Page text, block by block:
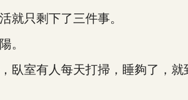
只剩下了三件事。
。
室有人每天打掃，睡夠了，就